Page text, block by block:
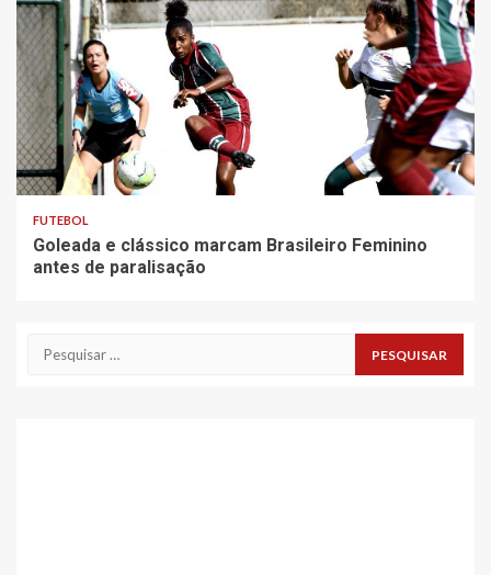
FUTEBOL
Goleada e clássico marcam Brasileiro Feminino
antes de paralisação
Pesquisar